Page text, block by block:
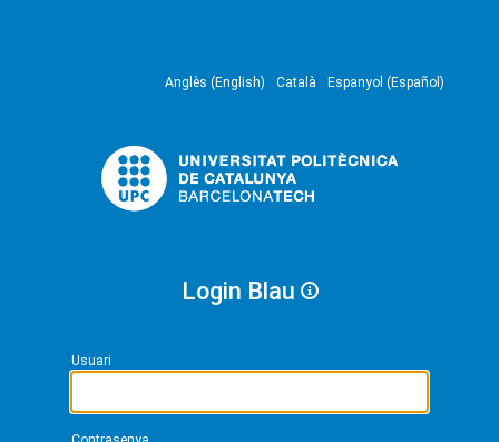
Anglès (English) Català Espanyol (Español)
Login Blau
Usuari